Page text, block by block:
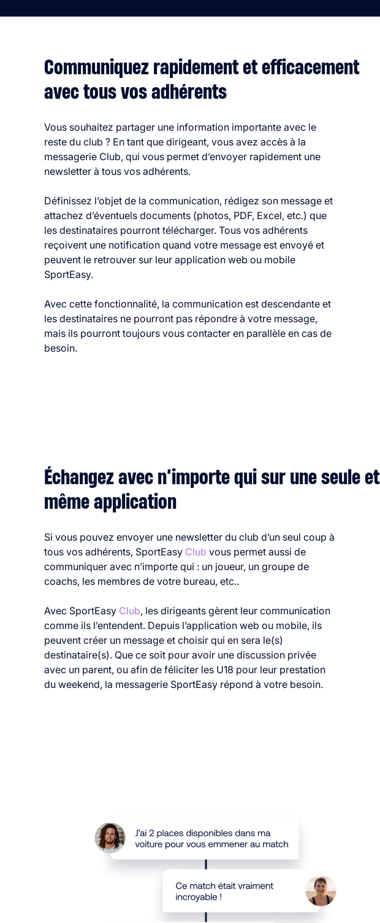
Communiquez rapidement et efficacement
avec tous vos adhérents
Vous souhaitez partager une information importante avec le
reste du club ? En tant que dirigeant, vous avez accès à la
messagerie Club, qui vous permet d’envoyer rapidement une
newsletter à tous vos adhérents.
Définissez l’objet de la communication, rédigez son message et
attachez d’éventuels documents (photos, PDF, Excel, etc.) que
les destinataires pourront télécharger. Tous vos adhérents
reçoivent une notification quand votre message est envoyé et
peuvent le retrouver sur leur application web ou mobile
SportEasy.
Avec cette fonctionnalité, la communication est descendante et
les destinataires ne pourront pas répondre à votre message,
mais ils pourront toujours vous contacter en parallèle en cas de
besoin.
Échangez avec n’importe qui sur une seule et
même application
Si vous pouvez envoyer une newsletter du club d’un seul coup à
tous vos adhérents, SportEasy Club vous permet aussi de
communiquer avec n’importe qui : un joueur, un groupe de
coachs, les membres de votre bureau, etc..
Avec SportEasy Club, les dirigeants gèrent leur communication
comme ils l’entendent. Depuis l’application web ou mobile, ils
peuvent créer un message et choisir qui en sera le(s)
destinataire(s). Que ce soit pour avoir une discussion privée
avec un parent, ou afin de féliciter les U18 pour leur prestation
du weekend, la messagerie SportEasy répond à votre besoin.